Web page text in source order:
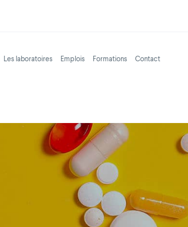
Les laboratoires Emplois Formations Contact